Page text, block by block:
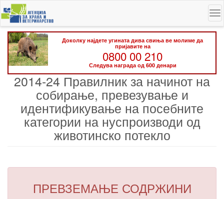
Skip
to
main
content
Доколку најдете угината дива свиња ве молиме да
пријавите на
0800 00 210
Следува награда од 600 денари
2014-24 Правилник за начинот на
собирање, превезување и
идентификување на посебните
категории на нуспроизводи од
животинско потекло
ПРЕВЗЕМАЊЕ СОДРЖИНИ